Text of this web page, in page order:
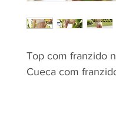
Top com franzido
Cueca com